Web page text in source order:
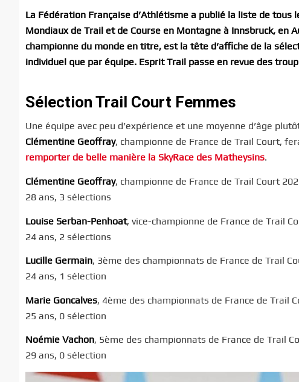
La Fédération Française d’Athlétisme a publié la liste de
Mondiaux de Trail et de Course en Montagne à Innsbruck, en
championne du monde en titre, est la tête d’affiche de la
individuel que par équipe. Esprit Trail passe en revue des
Sélection Trail Court Femmes
Une équipe avec peu d’expérience et une moyenne d’âge
Clémentine Geoffray, championne de France de Trail Court,
remporter de belle manière la SkyRace des Matheysins.
Clémentine Geoffray, championne de France de Trail Court
28 ans, 3 sélections
Louise Serban-Penhoat, vice-championne de France de Trail
24 ans, 2 sélections
Lucille Germain, 3ème des championnats de France de Trail
24 ans, 1 sélection
Marie Goncalves, 4ème des championnats de France de Trail
25 ans, 0 sélection
Noémie Vachon, 5ème des championnats de France de Trail
29 ans, 0 sélection